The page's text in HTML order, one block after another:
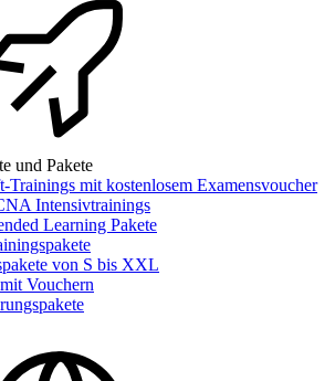
und Pakete
Trainings mit kostenlosem Examensvoucher
Intensivtrainings
Learning Pakete
von S bis XXL
Vouchern